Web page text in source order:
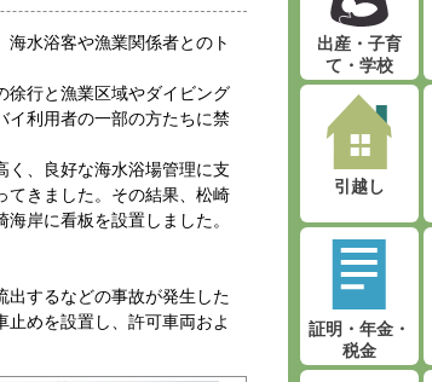
水浴客や漁業関係者とのト
徐行と漁業区域やダイビング
イ利用者の一部の方たちに禁
く、良好な海水浴場管理に支
てきました。その結果、松崎
岸に看板を設置しました。
出するなどの事故が発生した
めを設置し、許可車両およ
出産・子育
て・学校
引越し
証明・年金・
税金